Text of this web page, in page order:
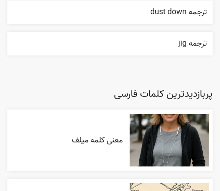
ترجمه dust down
ترجمه jig
پربازدیدترین کلمات فارسی
معنی کلمه میلف